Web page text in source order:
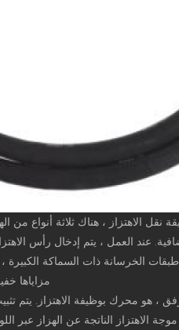
طبقات الخرسانة ذات السماكة
مزاياها
، هو محرك بوظيفة الاهتزاز. يتم
الاهتزاز الناتجة عن الهزاز عبر